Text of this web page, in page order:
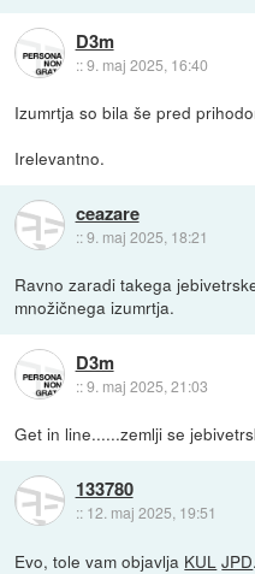
D3m
::9. maj 2025, 16:40
Izumrtja so bila še pred
Irelevantno.
ceazare
::9. maj 2025, 18:21
Ravno zaradi takega
množičnega izumrtja.
D3m
::9. maj 2025, 21:03
Get in line......zemlji se
133780
:: 12. maj 2025, 19:51
Evo, tole vam objavlja KUL JPD